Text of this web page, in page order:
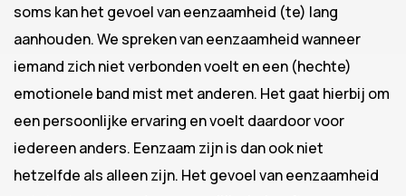
soms kan het gevoel van eenzaamheid (te) lang
aanhouden. We spreken van eenzaamheid wanneer
iemand zich niet verbonden voelt en een (hechte)
emotionele band mist met anderen. Het gaat hierbij om
een persoonlijke ervaring en voelt daardoor voor
iedereen anders. Eenzaam zijn is dan ook niet
hetzelfde als alleen zijn. Het gevoel van eenzaamheid